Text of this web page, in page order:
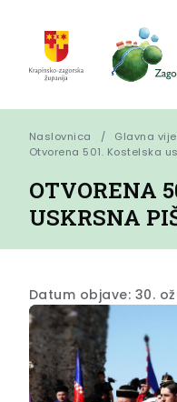
Naslovnica
Glavna
Otvorena 501. Kostelska
OTVORENA
USKRSNA
Datum objave: 30.